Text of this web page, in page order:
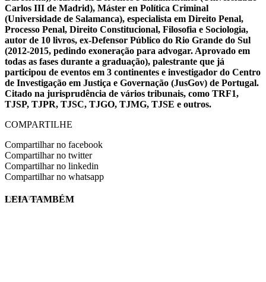
Carlos III de Madrid), Máster en Política Criminal
(Universidade de Salamanca), especialista em Direito Penal,
Processo Penal, Direito Constitucional, Filosofia e Sociologia,
autor de 10 livros, ex-Defensor Público do Rio Grande do Sul
(2012-2015, pedindo exoneração para advogar. Aprovado em
todas as fases durante a graduação), palestrante que já
participou de eventos em 3 continentes e investigador do Centro
de Investigação em Justiça e Governação (JusGov) de Portugal.
Citado na jurisprudência de vários tribunais, como TRF1,
TJSP, TJPR, TJSC, TJGO, TJMG, TJSE e outros.
COMPARTILHE
Compartilhar no facebook
Compartilhar no twitter
Compartilhar no linkedin
Compartilhar no whatsapp
EVINIS TALON
LEIA TAMBÉM